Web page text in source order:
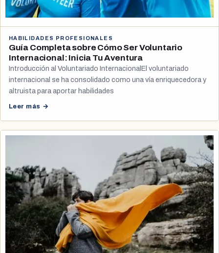
HABILIDADES PROFESIONALES
Guía Completa sobre Cómo Ser Voluntario
Internacional: Inicia Tu Aventura
Introducción al Voluntariado InternacionalEl voluntariado
internacional se ha consolidado como una vía enriquecedora y
altruista para aportar habilidades
Leer más →